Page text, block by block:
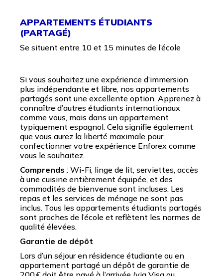
APPARTEMENTS ÉTUDIANTS
(PARTAGÉ)
Se situent entre 10 et 15 minutes de l’école
Si vous souhaitez une expérience d’immersion
plus indépendante et libre, nos appartements
partagés sont une excellente option. Apprenez à
connaître d’autres étudiants internationaux
comme vous, mais dans un appartement
typiquement espagnol. Cela signifie également
que vous aurez la liberté maximale pour
confectionner votre expérience Enforex comme
vous le souhaitez.
Comprends : Wi-Fi, linge de lit, serviettes, accès
à une cuisine entièrement équipée, et des
commodités de bienvenue sont incluses. Les
repas et les services de ménage ne sont pas
inclus. Tous les appartements étudiants partagés
sont proches de l’école et reflètent les normes de
qualité élevées.
Garantie de dépôt
Lors d’un séjour en résidence étudiante ou en
appartement partagé un dépôt de garantie de